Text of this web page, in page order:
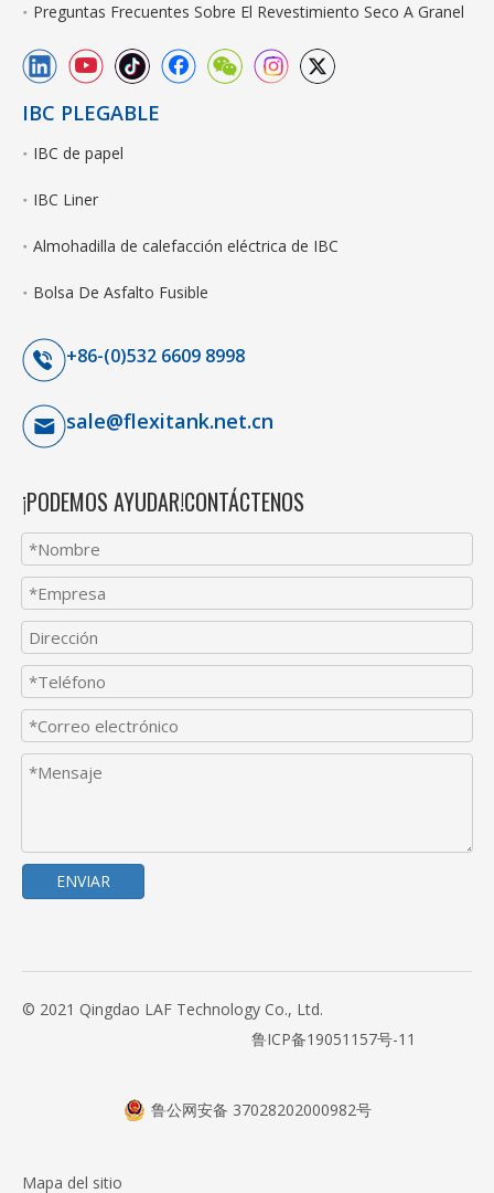
Preguntas Frecuentes Sobre El Revestimiento Seco A Granel
IBC PLEGABLE
IBC de papel
IBC Liner
Almohadilla de calefacción eléctrica de IBC
Bolsa De Asfalto Fusible
+86-(0)532 6609 8998
sale@flexitank.net.cn
¡PODEMOS AYUDAR!CONTÁCTENOS
ENVIAR
© 2021 Qingdao LAF Technology Co., Ltd.
鲁ICP备19051157号-11
鲁公网安备 37028202000982号
Mapa del sitio